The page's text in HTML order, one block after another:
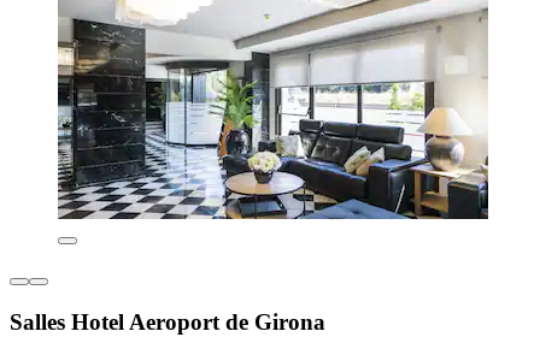
Salles Hotel Aeroport de Girona